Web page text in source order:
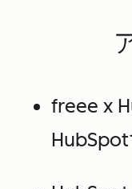
freee x
HubSpot